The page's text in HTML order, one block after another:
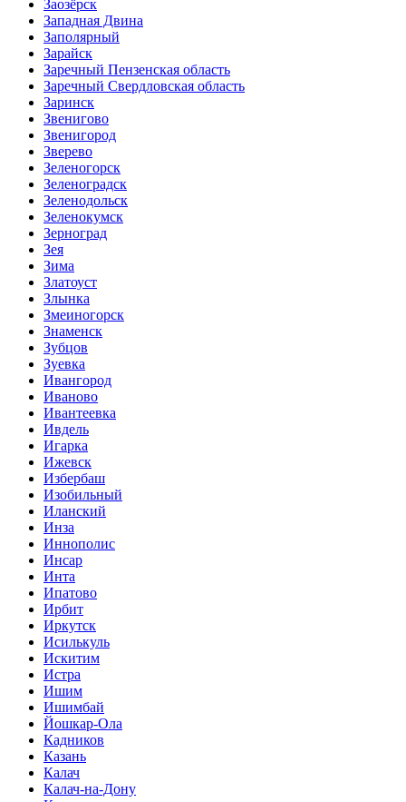
Заозёрск
Западная Двина
Заполярный
Зарайск
Заречный Пензенская область
Заречный Свердловская область
Заринск
Звенигово
Звенигород
Зверево
Зеленогорск
Зеленоградск
Зеленодольск
Зеленокумск
Зерноград
Зея
Зима
Златоуст
Злынка
Змеиногорск
Знаменск
Зубцов
Зуевка
Ивангород
Иваново
Ивантеевка
Ивдель
Игарка
Ижевск
Избербаш
Изобильный
Иланский
Инза
Иннополис
Инсар
Инта
Ипатово
Ирбит
Иркутск
Исилькуль
Искитим
Истра
Ишим
Ишимбай
Йошкар-Ола
Кадников
Казань
Калач
Калач-на-Дону